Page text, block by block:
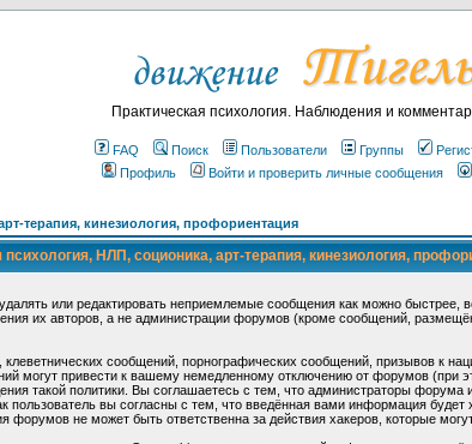
Практическая психология. Наблюдения и
FAQ Поиск Пользователи Группы
Профиль
Войти и проверить личные сообщения
терапия, кинезиология, профориентация
НЛП, соционика, арт-терапия, кинезиология,
или редактировать неприемлемые сообщения как можно
их авторов, а не администрации форумов (кроме сообщений,
сообщений, порнографических сообщений, призывов к
могут привести к вашему немедленному отключению от форумов (при
такой политики. Вы соглашаетесь с тем, что администраторы форума
вы согласны с тем, что введённая вами информация будет
не может быть ответственна за действия хакеров, которые